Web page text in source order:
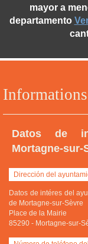
Informations
Datos de
Mortagne-sur-
Dirección del
Datos de intéres del
de Mortagne-sur-Sèvre
Place de la Mairie
85290 - Mortagne-sur-
mayor a
departamento